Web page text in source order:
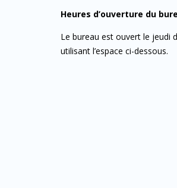
Heures d’ouverture du
Le bureau est ouvert le jeudi
utilisant l’espace ci-dessous.